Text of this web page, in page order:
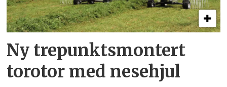
Ny trepunkts­montert
torotor med nesehjul